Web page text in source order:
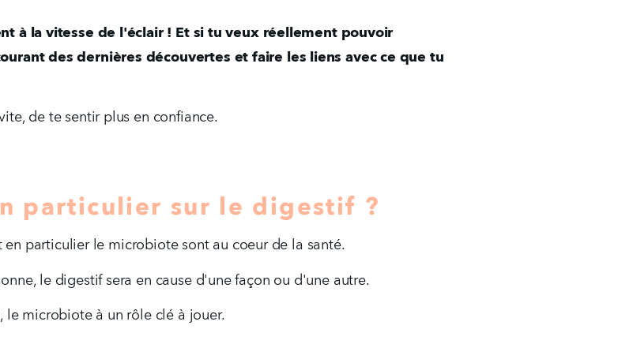
à la vitesse de l'éclair ! Et si tu veux réellement pouvoir
des dernières découvertes et faire les liens avec ce que tu
de te sentir plus en confiance.
particulier sur le digestif ?
particulier le microbiote sont au coeur de la santé.
le digestif sera en cause d'une façon ou d'une autre.
le microbiote à un rôle clé à jouer.